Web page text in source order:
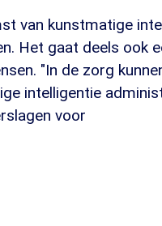
van kunstmatige
Het gaat deels ook
"In de zorg
intelligentie
voor